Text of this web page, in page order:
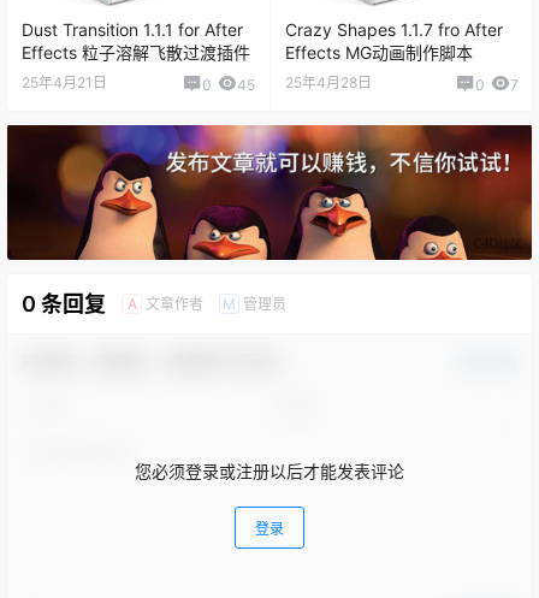
Dust Transition 1.1.1 for After
Effects 粒子溶解飞散过渡插件
25年4月21日 0 45
Crazy Shapes 1.1.7 fro After
Effects MG动画制作脚本
25年4月28日 0 7
0 条回复 A 文章作者 M 管理员
您必须登录或注册以后才能发表评论
登录